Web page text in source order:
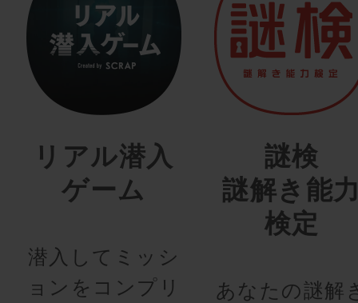
リアル潜入
ゲーム
潜入してミッシ
ョンをコンプリ
謎検
謎解き能
検定
あなたの謎解